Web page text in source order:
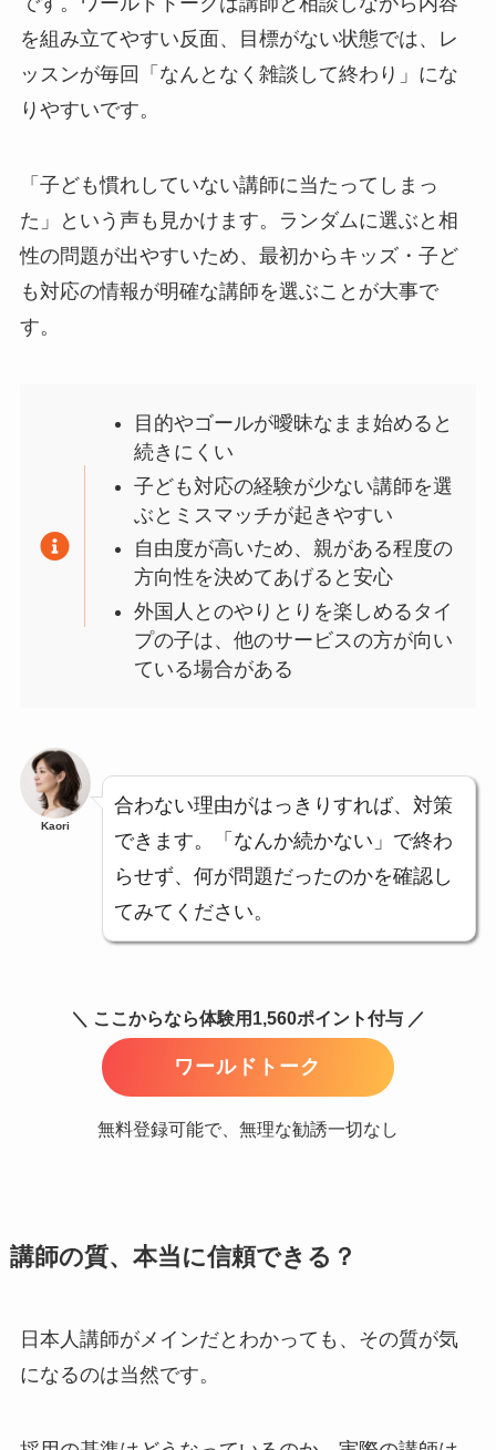
を組み立てやすい反面、目標がない状態では、レ
ッスンが毎回「なんとなく雑談して終わり」にな
りやすいです。
「子ども慣れしていない講師に当たってしまっ
た」という声も見かけます。ランダムに選ぶと相
性の問題が出やすいため、最初からキッズ・子ど
も対応の情報が明確な講師を選ぶことが大事で
す。
目的やゴールが曖昧なまま始めると
続きにくい
子ども対応の経験が少ない講師を選
ぶとミスマッチが起きやすい
自由度が高いため、親がある程度の
方向性を決めてあげると安心
外国人とのやりとりを楽しめるタイ
プの子は、他のサービスの方が向い
ている場合がある
Kaori
合わない理由がはっきりすれば、対策
できます。「なんか続かない」で終わ
らせず、何が問題だったのかを確認し
てみてください。
＼ ここからなら体験用1,560ポイント付与 ／
ワールドトーク
無料登録可能で、無理な勧誘一切なし
講師の質、本当に信頼できる？
日本人講師がメインだとわかっても、その質が気
になるのは当然です。